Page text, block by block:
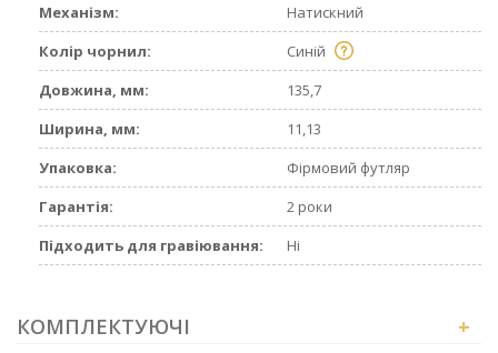
Механізм:
Натискний
Колір чорнил:
Синій
Довжина, мм:
135,7
Ширина, мм:
11,13
Упаковка:
Фірмовий футляр
Гарантія:
2 роки
Підходить для гравіювання:
Ні
КОМПЛЕКТУЮЧІ
+